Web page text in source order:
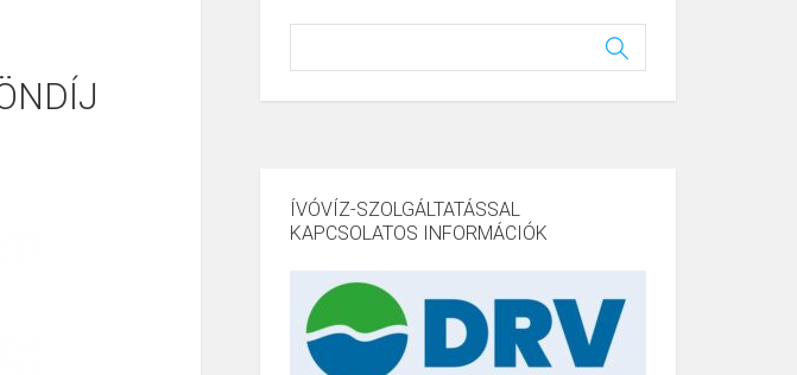
ÍVÓVÍZ-SZOLGÁLTATÁSSAL
KAPCSOLATOS INFORMÁCIÓK